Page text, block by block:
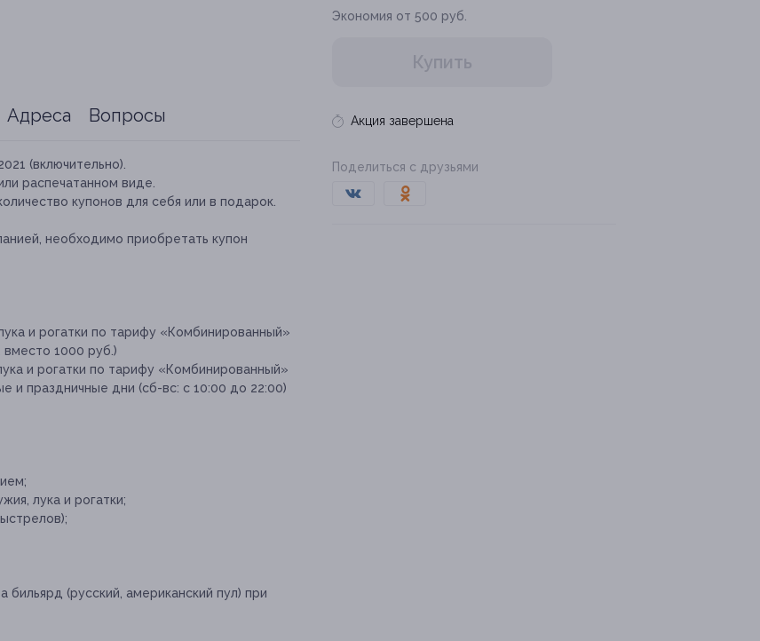
Экономия от 500 руб.
Купить
Акция завершена
Поделиться с друзьями
Адреса Вопросы
(включительно).
распечатанном виде.
купонов для себя или в подарок.
необходимо приобретать купон
и рогатки по тарифу «Комбинированный»
вместо 1000 руб.)
и рогатки по тарифу «Комбинированный»
и праздничные дни (сб-вс: с 10:00 до 22:00)
лука и рогатки;
бильярд (русский, американский пул) при